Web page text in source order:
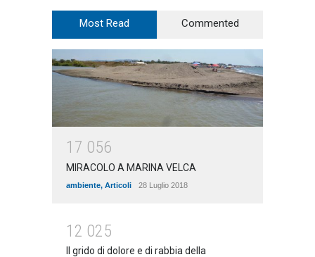
Most Read Commented
1 7 056
MIRACOLO A MARINA VELCA
ambiente, Articoli 28 Luglio 2018
1 2 025
Il grido di dolore e di rabbia della